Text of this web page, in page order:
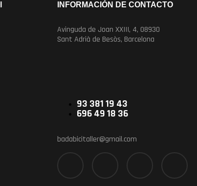
INFORMACIÓN DE CONTACTO
Avinguda de Joan XXIII, 4, 08930
Sant Adrià de Besòs, Barcelona
93 381 19 43
696 49 18 36
badabicitaller@gmail.com